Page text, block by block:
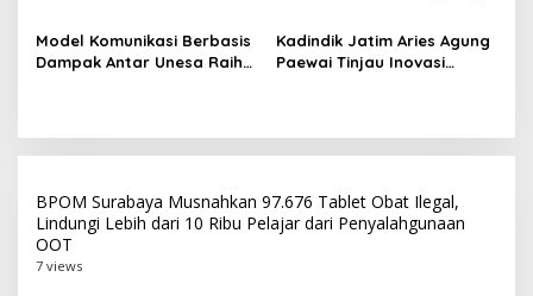
Umum LKS Dikmen Nasional
2026 di Grahadi
Dikmen Nasional 2026 di
Pasar Turi
Model Komunikasi Berbasis
Dampak Antar Unesa Raih
Kadindik Jatim Aries Agung
Paewai Tinjau Inovasi
BPOM Surabaya Musnahkan 97.676 Tablet Obat Ilegal,
Lindungi Lebih dari 10 Ribu Pelajar dari Penyalahgunaan
OOT
7 views